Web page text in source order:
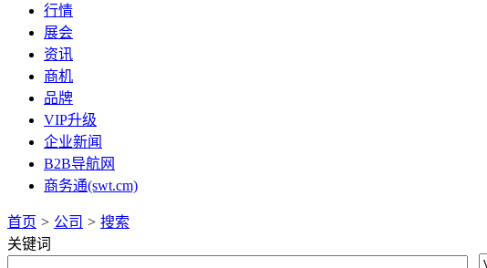
行情
展会
资讯
商机
品牌
VIP升级
企业新闻
B2B导航网
商务通(swt.cm)
首页 > 公司 > 搜索
关键词